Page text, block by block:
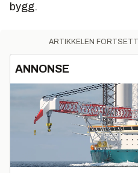
bygg.
ARTIKKELEN
ANNONSE